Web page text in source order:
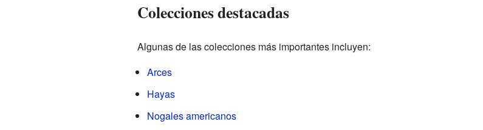
Colecciones destacadas
Algunas de las colecciones más importantes incluyen:
Arces
Hayas
Nogales americanos